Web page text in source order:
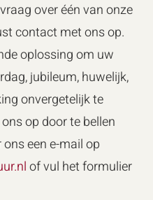
over één van onze
contact met ons op.
oplossing om uw
jubileum, huwelijk,
onvergetelijk te
op door te bellen
ons een e-mail op
of vul het formulier